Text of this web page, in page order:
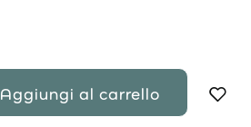
Aggiungi al carrello